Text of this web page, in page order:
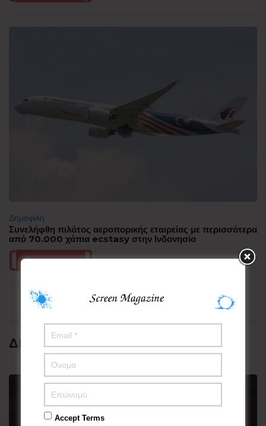
Δημοφιλή
Συνελήφθη πιλότος αεροπορικής εταιρείας με περισσότερα
από 70.000 χάπια ecstasy στην Ινδονησία
Περισσότερα
ΔΗΜΟΦΙΛΗ
Accept Terms